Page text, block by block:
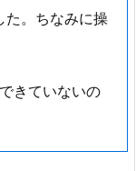
。ちなみに操
きていないの